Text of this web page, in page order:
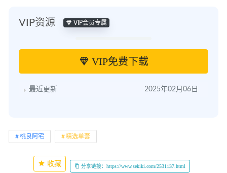
VIP资源 VIP会员专属
VIP免费下载
最近更新 2025年02月06日
桃良阿宅 精选单套
收藏 分享链接：https://www.sekiki.com/2531137.html